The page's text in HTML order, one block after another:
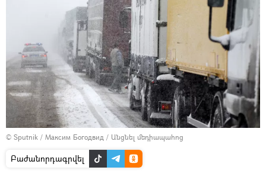
© Sputnik / Максим Богодвид / Անցնել մեդիապահոց
Բաժանորդագրվել